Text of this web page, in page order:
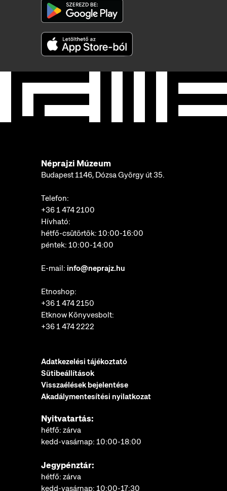
Néprajzi Múzeum
Budapest 1146, Dózsa György út 35.
Telefon:
+36 1 474 2100
Hívható:
hétfő-csütörtök: 10:00-16:00
péntek: 10:00-14:00
E-mail: info@neprajz.hu
Etnoshop:
+36 1 474 2150
Etknow Könyvesbolt:
+36 1 474 2222
Adatkezelési tájékoztató
Sütibeállítások
Visszaélések bejelentése
Akadálymentesítési nyilatkozat
Nyitvatartás:
hétfő: zárva
kedd-vasárnap: 10:00-18:00
Jegypénztár:
hétfő: zárva
kedd-vasárnap: 10:00-17:30